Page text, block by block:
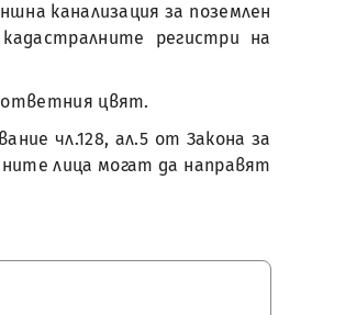
канализация за поземлен
регистри на
цвят.
чл.128, ал.5 от Закона за
лица могат да направят